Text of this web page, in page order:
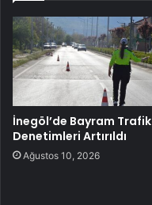
İnegöl’de Bayram Trafik
Denetimleri Artırıldı
Ağustos 10, 2026